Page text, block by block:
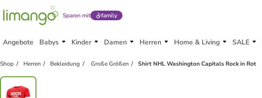
Sparen mit family
Angebote Babys Kinder Damen Herren Home & Living SALE
Shop Herren Bekleidung Große Größen Shirt NHL Washington Capitals Rock in Rot